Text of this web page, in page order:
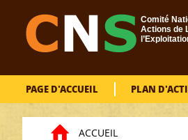
Comité
Actions de
PAGE D'ACCUEIL PLAN
ACCUEIL